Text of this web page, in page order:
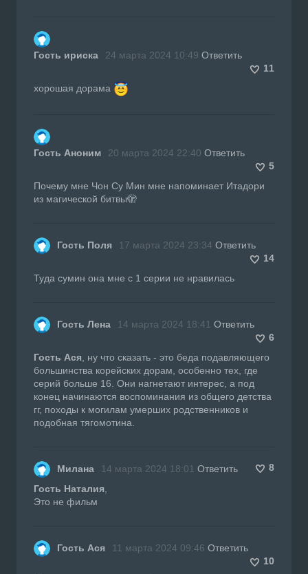
Гость ириска 24 марта 2024 10:49 Ответить
11
хорошая дорама
Гость Аноним 20 марта 2024 22:40 Ответить
5
Почему мне Чон Су Мин мне напоминает Итадори
из магической битвы🫣
Гость Поля 17 марта 2024 23:34 Ответить
14
Туда сумин она мне с 1 серии не нравилась
Гость Лена 14 марта 2024 18:41 Ответить
6
Гость Ася , ну что сказать - это беда подавляющего
большинства корейских дорам, особенно тех, где
серий больше 16. Они нагнетают интерес, а под
конец начинаются воспоминания из общего детства
гг, походы к могилам умерших родственников и
подобная тягомотина.
Милана 14 марта 2024 18:01 Ответить
8
Гость Наталия
Это не фильм
Гость Ася 11 марта 2024 09:46 Ответить
10